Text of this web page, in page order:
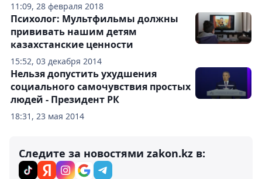
11:09, 28 февраля 2018
15:52, 03 декабря 2014
Психолог: Мультфильмы должны
прививать нашим детям
казахстанские ценности
18:31, 23 мая 2014
Нельзя допустить ухудшения
социального самочувствия простых
людей - Президент РК
Следите за новостями zakon.kz в: